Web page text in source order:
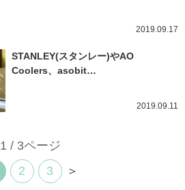
2019.09.17
STANLEY(スタンレー)やAO
Coolers、asobit…
2019.09.11
1 / 3ページ
2 3 ＞